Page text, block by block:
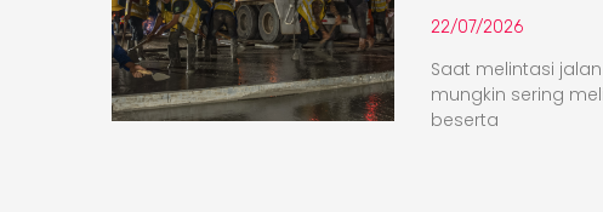
22/07/2026
Saat melintasi
mungkin sering
beserta